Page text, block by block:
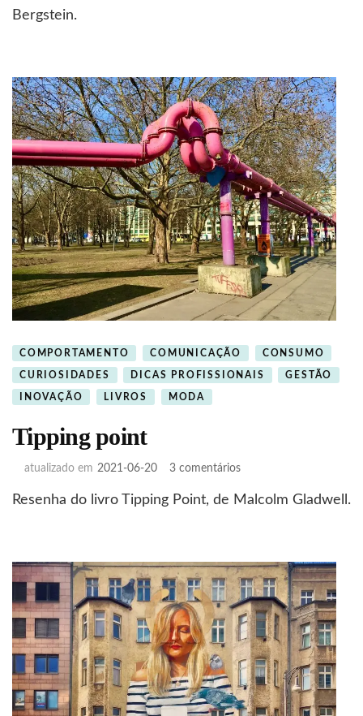
Bergstein.
COMPORTAMENTO COMUNICAÇÃO CONSUMO
CURIOSIDADES DICAS PROFISSIONAIS GESTÃO
INOVAÇÃO LIVROS MODA
Tipping point
atualizado em 2021-06-20 3 comentáriosem
point
Resenha do livro Tipping Point, de Malcolm Gladwell.